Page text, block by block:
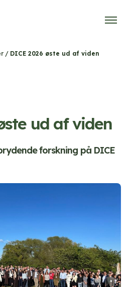
/ DICE 2026 øste ud af viden
ud af viden
forskning på DICE